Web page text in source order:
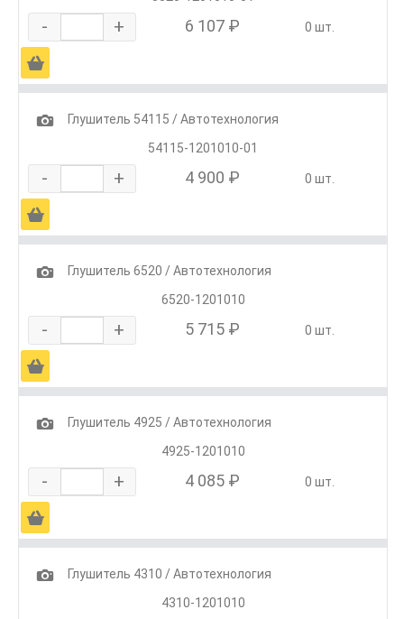
- + 6 107 ₽ 0 шт.
Ä
1
Глушитель 54115 / Автотехнология
54115-1201010-01
- + 4 900 ₽ 0 шт.
Ä
1
Глушитель 6520 / Автотехнология
6520-1201010
- + 5 715 ₽ 0 шт.
Ä
1
Глушитель 4925 / Автотехнология
4925-1201010
- + 4 085 ₽ 0 шт.
Ä
1
Глушитель 4310 / Автотехнология
4310-1201010